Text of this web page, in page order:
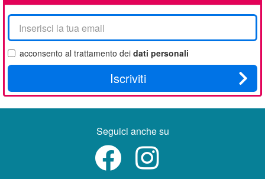
La
tua
email
acconsento al trattamento dei dati personali
Iscriviti
Seguici anche su